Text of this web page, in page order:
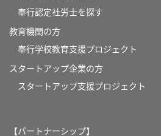
奉行認定社労士を探す
教育機関の方
奉⾏学校教育⽀援プロジェクト
スタートアップ企業の方
スタートアップ支援プロジェクト
【パートナーシップ】